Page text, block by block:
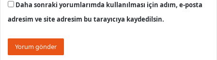
Daha sonraki yorumlarımda kullanılması için adım, e-posta
adresim ve site adresim bu tarayıcıya kaydedilsin.